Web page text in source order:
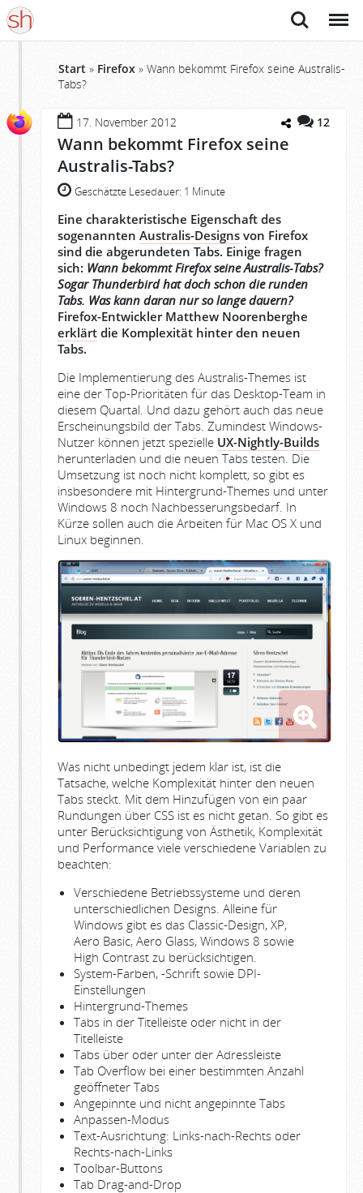
Suche Menü
Start » Firefox » Wann bekommt Firefox seine Australis-
Tabs?
17. November 2012 12
Wann bekommt Firefox seine
Australis-Tabs?
Geschätzte Lesedauer: 1 Minute
Eine charakteristische Eigenschaft des
sogenannten Australis-Designs von Firefox
sind die abgerundeten Tabs. Einige fragen
sich: Wann bekommt Firefox seine Australis-Tabs?
Sogar Thunderbird hat doch schon die runden
Tabs. Was kann daran nur so lange dauern?
Firefox-Entwickler Matthew Noorenberghe
erklärt die Komplexität hinter den neuen
Tabs.
Die Implementierung des Australis-Themes ist
eine der Top-Prioritäten für das Desktop-Team in
diesem Quartal. Und dazu gehört auch das neue
Erscheinungsbild der Tabs. Zumindest Windows-
Nutzer können jetzt spezielle UX-Nightly-Builds
herunterladen und die neuen Tabs testen. Die
Umsetzung ist noch nicht komplett, so gibt es
insbesondere mit Hintergrund-Themes und unter
Windows 8 noch Nachbesserungsbedarf. In
Kürze sollen auch die Arbeiten für Mac OS X und
Linux beginnen.
Was nicht unbedingt jedem klar ist, ist die
Tatsache, welche Komplexität hinter den neuen
Tabs steckt. Mit dem Hinzufügen von ein paar
Rundungen über CSS ist es nicht getan. So gibt es
unter Berücksichtigung von Ästhetik, Komplexität
und Performance viele verschiedene Variablen zu
beachten:
Verschiedene Betriebssysteme und deren
unterschiedlichen Designs. Alleine für
Windows gibt es das Classic-Design, XP,
Aero Basic, Aero Glass, Windows 8 sowie
High Contrast zu berücksichtigen.
System-Farben, -Schrift sowie DPI-
Einstellungen
Hintergrund-Themes
Tabs in der Titelleiste oder nicht in der
Titelleiste
Tabs über oder unter der Adressleiste
Tab Overflow bei einer bestimmten Anzahl
geöffneter Tabs
Angepinnte und nicht angepinnte Tabs
Anpassen-Modus
Text-Ausrichtung: Links-nach-Rechts oder
Rechts-nach-Links
Toolbar-Buttons
Tab Drag-and-Drop